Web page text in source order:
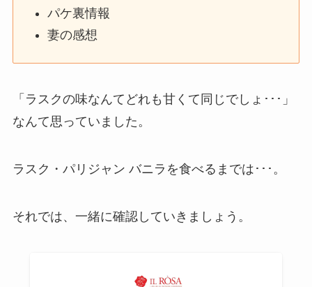
パケ裏情報
妻の感想
「ラスクの味なんてどれも甘くて同じでしょ･･･」
なんて思っていました。
ラスク・パリジャン バニラを食べるまでは･･･。
それでは、一緒に確認していきましょう。